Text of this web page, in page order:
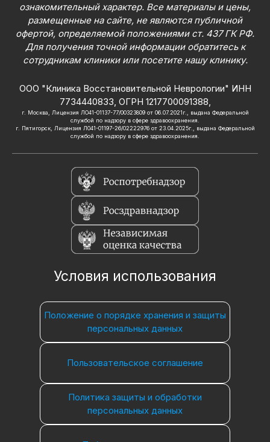
ознакомительный характер. Все материалы и цены,
размещенные на сайте, не являются публичной
офертой, определяемой положениями ст. 437 ГК РФ.
Для получения точной информации обратитесь к
сотрудникам клиники или посетите нашу клинику.
ООО "Клиника Восстановительной Неврологии" ИНН
7734440833, ОГРН 1217700091388,
г. Москва, Лицензия ЛО41-01137-77/00323809 от 06.07.2021г., выдана Федеральной
службой по надзору в сфере здравоохранения.
г. Пятигорск, Лицензия Л041-01197-26/02222976 от 23.04.2025г., выдана Федеральной
службой по надзору в сфере здравоохранения.
Условия использования
Положение о порядке хранения и защиты
персональных данных
Пользовательское соглашение
Политика защиты и обработки
персональных данных